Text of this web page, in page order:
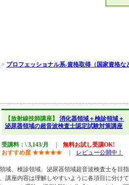
> プロフェッショナル系-資格取得（国家資格な
【放射線技師講座】 消化器領域＋検診領域＋
泌尿器領域の超音波検査士認定試験対策講座
受講料：\ 3,143/月
無料お試し受講OK!
おすすめ度 ★★★★★ レビュー公開中！
域、検診領域、泌尿器領域超音波検査士を目指
講座内容は理解しやすいように各項目に分けて